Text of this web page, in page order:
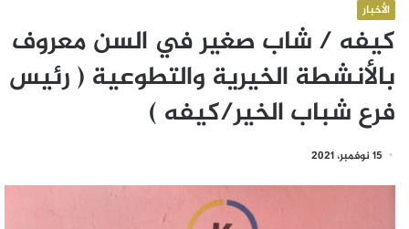
الأخبار
كيفه / شاب صغير في السن معروف
بالأنشطة الخيرية والتطوعية ( رئيس
فرع شباب الخير/كيفه )
15 نوفمبر، 2021